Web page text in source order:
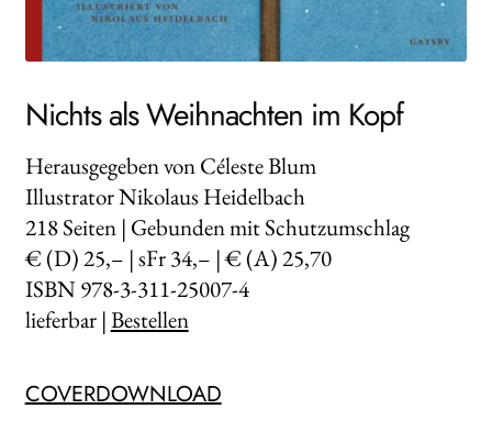
Nichts als Weihnachten im Kopf
Herausgegeben von Céleste Blum
Illustrator Nikolaus Heidelbach
218Seiten | Gebunden mit Schutzumschlag
€ (D) 25,– | sFr 34,– | € (A) 25,70
ISBN 978-3-311-25007-4
lieferbar |Bestellen
COVERDOWNLOAD